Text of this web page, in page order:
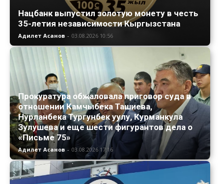
Нацбанк выпустил золотую монету в честь
35-летия независимости Кыргызстана
Адилет Асанов - 03.08.2026 10:56
Прокуратура обжаловала приговор суда в
отношении Камчыбека Ташиева,
Нурланбека Тургунбек уулу, Курманкула
Зулушева и еще шести фигурантов дела о
«Письме 75»
Адилет Асанов - 03.08.2026 17:16